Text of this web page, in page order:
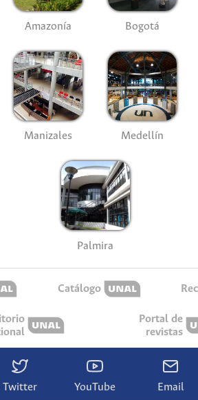
Amazonía Bogotá
Manizales Medellín
Palmira
Catálogo
Portal de
revistas
Twitter YouTube Email